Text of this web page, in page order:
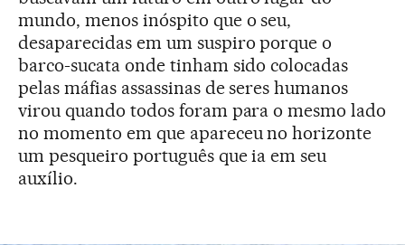
mundo, menos inóspito que o seu,
desaparecidas em um suspiro porque o
barco-sucata onde tinham sido colocadas
pelas máfias assassinas de seres humanos
virou quando todos foram para o mesmo lado
no momento em que apareceu no horizonte
um pesqueiro português que ia em seu
auxílio.